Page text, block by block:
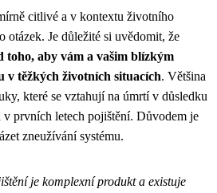
citlivé a v kontextu životního
otázek. Je důležité si uvědomit, že
toho, aby vám a vašim blízkým
v těžkých životních situacích. Většina
které se vztahují na úmrtí v důsledku
v prvních letech pojištění. Důvodem je
zneužívání systému.
je komplexní produkt a existuje